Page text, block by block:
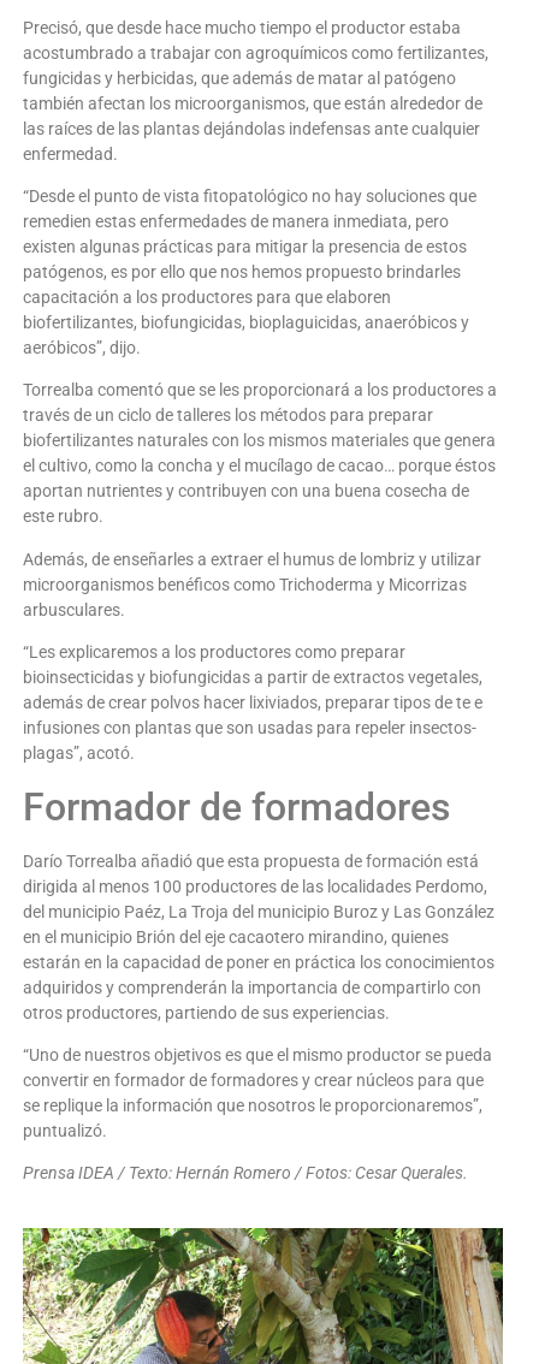
Precisó, que desde hace mucho tiempo el productor estaba
acostumbrado a trabajar con agroquímicos como fertilizantes,
fungicidas y herbicidas, que además de matar al patógeno
también afectan los microorganismos, que están alrededor de
las raíces de las plantas dejándolas indefensas ante cualquier
enfermedad.
“Desde el punto de vista fitopatológico no hay soluciones que
remedien estas enfermedades de manera inmediata, pero
existen algunas prácticas para mitigar la presencia de estos
patógenos, es por ello que nos hemos propuesto brindarles
capacitación a los productores para que elaboren
biofertilizantes, biofungicidas, bioplaguicidas, anaeróbicos y
aeróbicos”, dijo.
Torrealba comentó que se les proporcionará a los productores a
través de un ciclo de talleres los métodos para preparar
biofertilizantes naturales con los mismos materiales que genera
el cultivo, como la concha y el mucílago de cacao… porque éstos
aportan nutrientes y contribuyen con una buena cosecha de
este rubro.
Además, de enseñarles a extraer el humus de lombriz y utilizar
microorganismos benéficos como Trichoderma y Micorrizas
arbusculares.
“Les explicaremos a los productores como preparar
bioinsecticidas y biofungicidas a partir de extractos vegetales,
además de crear polvos hacer lixiviados, preparar tipos de te e
infusiones con plantas que son usadas para repeler insectos-
plagas”, acotó.
Formador de formadores
Darío Torrealba añadió que esta propuesta de formación está
dirigida al menos 100 productores de las localidades Perdomo,
del municipio Paéz, La Troja del municipio Buroz y Las González
en el municipio Brión del eje cacaotero mirandino, quienes
estarán en la capacidad de poner en práctica los conocimientos
adquiridos y comprenderán la importancia de compartirlo con
otros productores, partiendo de sus experiencias.
“Uno de nuestros objetivos es que el mismo productor se pueda
convertir en formador de formadores y crear núcleos para que
se replique la información que nosotros le proporcionaremos”,
puntualizó.
Prensa IDEA / Texto: Hernán Romero / Fotos: Cesar Querales.